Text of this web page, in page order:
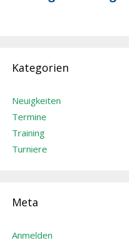
Kategorien
Neuigkeiten
Termine
Training
Turniere
Meta
Anmelden